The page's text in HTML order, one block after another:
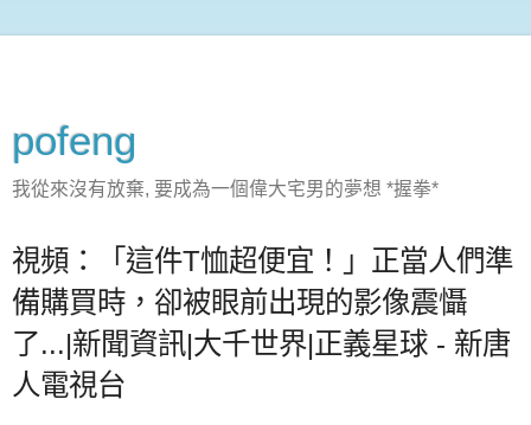
pofeng
我從來沒有放棄, 要成為一個偉大宅男的夢想 *握拳*
視頻：「這件T恤超便宜！」正當人們準
備購買時，卻被眼前出現的影像震懾
了...|新聞資訊|大千世界|正義星球 - 新唐
人電視台